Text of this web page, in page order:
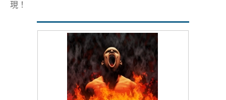
現！